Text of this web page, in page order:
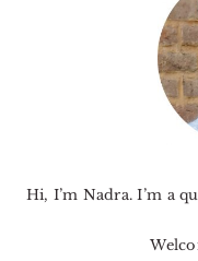
Hi, I’m Nadra. I’m a